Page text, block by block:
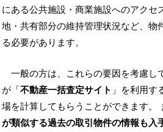
にある公共施設・商業施設へのアクセ
地・共有部分の維持管理状況など、物
る必要があります。
一般の方は、これらの要因を考慮し
が「不動産一括査定サイト 」を利用す
場を計算してもらうことができます。
が類似する過去の取引物件の情報も入